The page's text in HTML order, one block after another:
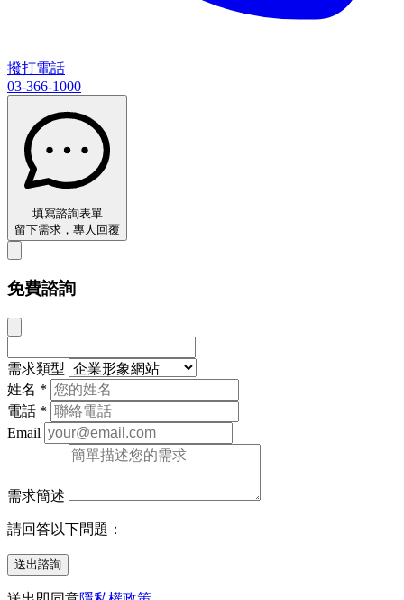
撥打電話
03-366-1000
填寫諮詢表單
留下需求，專人回覆
免費諮詢
需求類型
姓名 *
電話 *
Email
需求簡述
請回答以下問題：
送出諮詢